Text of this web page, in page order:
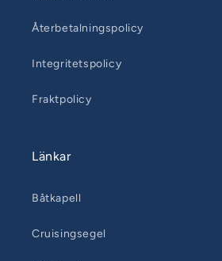
Återbetalningspolicy
Integritetspolicy
Fraktpolicy
Länkar
Båtkapell
Cruisingsegel